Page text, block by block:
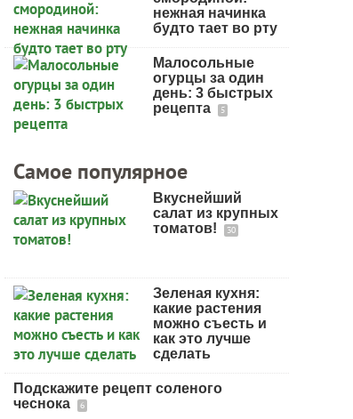
нежная начинка
будто тает во рту
Малосольные
огурцы за один
день: 3 быстрых
рецепта
5
Самое популярное
Вкуснейший
салат из крупных
томатов!
30
Зеленая кухня:
какие растения
можно съесть и
как это лучше
сделать
Подскажите рецепт соленого
чеснока
6